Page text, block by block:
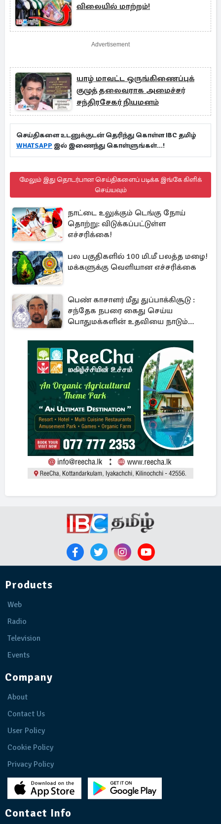
விலையில் மாற்றம்!
Advertisement
யாழ் மாவட்ட ஒருங்கிணைப்புக்
குழுத் தலைவராக அமைச்சர்
சந்திரசேகர் நியமனம்
செய்திகளை உடனுக்குடன் தெரிந்து கொள்ள IBC தமிழ்
WHATSAPP இல் இணைந்து கொள்ளுங்கள்...!
மேலும் இது தொடர்பான செய்திகளைப் படிக்க இங்கே கிளிக்
செய்யவும்
நாட்டை உலுக்கும் டெங்கு நோய்
தொற்று: விடுக்கப்பட்டுள்ள
எச்சரிக்கை!
பல பகுதிகளில் 100 மி.மீ பலத்த மழை!
மக்களுக்கு வெளியான எச்சரிக்கை
பெண் காசாளர் மீது துப்பாக்கிசூடு :
சந்தேக நபரை கைது செய்ய
பொதுமக்களின் உதவியை நாடும்
Products
Web
Radio
Television
Events
Company
About
Contact Us
User Policy
Cookie Policy
Privacy Policy
Contact Info